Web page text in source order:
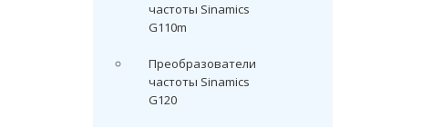
частоты Sinamics
G110m
Преобразователи
частоты Sinamics
G120